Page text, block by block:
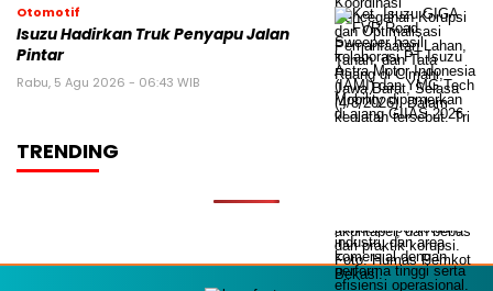
Otomotif
Isuzu Hadirkan Truk Penyapu Jalan
Pintar
Rabu, 5 Agu 2026 - 06:43 WIB
TRENDING